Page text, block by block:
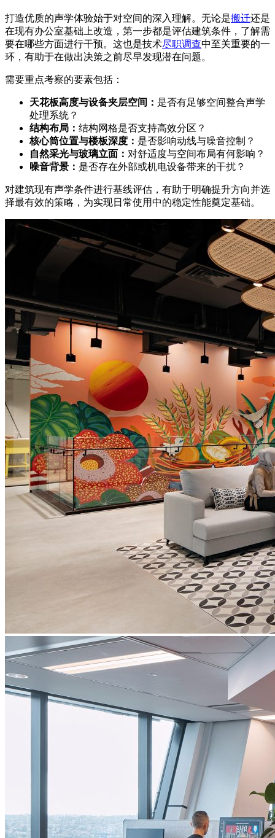
打造优质的声学体验始于对空间的深入理解。无论是搬迁还是
在现有办公室基础上改造，第一步都是评估建筑条件，了解需
要在哪些方面进行干预。这也是技术尽职调查中至关重要的一
环，有助于在做出决策之前尽早发现潜在问题。
需要重点考察的要素包括：
天花板高度与设备夹层空间： 是否有足够空间整合声学
处理系统？
结构布局： 结构网格是否支持高效分区？
核心筒位置与楼板深度： 是否影响动线与噪音控制？
自然采光与玻璃立面： 对舒适度与空间布局有何影响？
噪音背景： 是否存在外部或机电设备带来的干扰？
对建筑现有声学条件进行基线评估，有助于明确提升方向并选
择最有效的策略，为实现日常使用中的稳定性能奠定基础。